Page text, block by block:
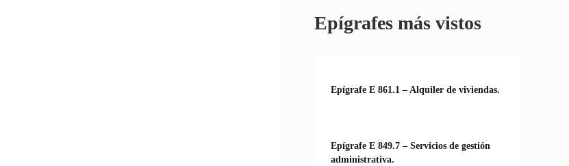
Epígrafes más vistos
Epígrafe E 861.1 – Alquiler de viviendas.
Epígrafe E 849.7 – Servicios de gestión
administrativa.